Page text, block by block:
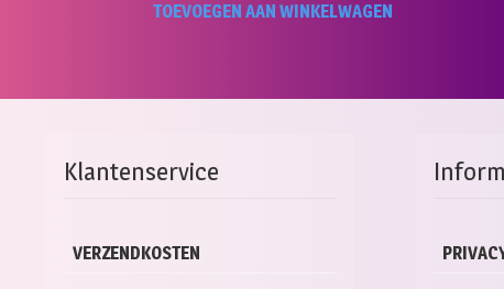
TOEVOEGEN AAN WINKELWAGEN
Klantenservice
VERZENDKOSTEN